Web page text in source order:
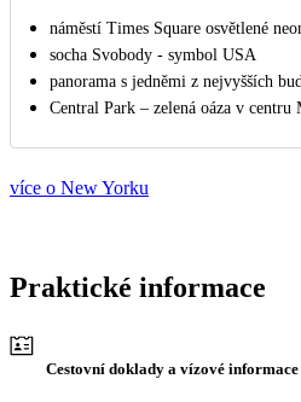
náměstí Times Square osvětlené
socha Svobody - symbol USA
panorama s jedněmi z nejvyšších
Central Park – zelená oáza v centru
více o New Yorku
Praktické informace
Cestovní doklady a vízové informace